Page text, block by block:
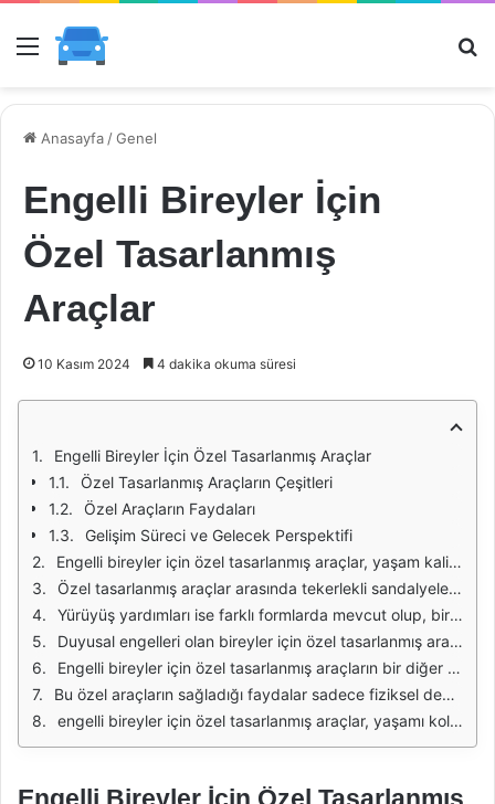
Menü
Anasayfa /Genel
Engelli Bireyler İçin
Özel Tasarlanmış
Araçlar
10 Kasım 2024 4 dakika okuma süresi
Engelli Bireyler İçin Özel Tasarlanmış Araçlar
Özel Tasarlanmış Araçların Çeşitleri
Özel Araçların Faydaları
Gelişim Süreci ve Gelecek Perspektifi
Engelli bireyler için özel tasarlanmış araçlar, yaşam kalitesini artırmak ve günlük yaşamda bağımsızlık sağlamak amacıyla geliştirilmektedir. Bu araçlar, fiziksel, zihinsel veya duyusal engelli bireylerin ihtiyaçlarına özel olarak tasarlanmıştır. Bu tür araçlar, yalnızca bireylerin hareket kabiliyetini artırmakla kalmaz, aynı zamanda sosyal hayata katılımlarını da teşvik eder. Engelli bireylerin kendine güveni ve bağımsızlığı, bu araçların etkin bir şekilde kullanılmasına bağlıdır.
Özel tasarlanmış araçlar arasında tekerlekli sandalyeler, yürüyüş yardımları, işitme cihazları ve görme engelliler için geliştirilen navigasyon sistemleri bulunmaktadır. Tekerlekli sandalyeler, hem manuel hem de elektrikli seçeneklerle sunulmaktadır. Elektrikli tekerlekli sandalyeler, kullanıcıların daha az fiziksel güç harcayarak hareket etmelerine olanak tanırken, manuel sandalyeler daha hafif ve taşınabilir seçenekler sunar.
Yürüyüş yardımları ise farklı formlarda mevcut olup, bireylerin denge ve güç kazanmasına yardımcı olmaktadır. Bastonlar, yürüteçler ve özel tasarlanmış yürüme aletleri, engelli bireylerin mobilitesini artırmak için kullanılmaktadır. Bu araçlar, yalnızca destek sağlamakla kalmaz, aynı zamanda bireylerin daha güvenli bir şekilde hareket etmelerine yardımcı olur.
Duyusal engelleri olan bireyler için özel tasarlanmış araçlar da büyük önem taşımaktadır. Örneğin, işitme cihazları, işitme kaybı olan bireylerin sesleri daha net bir şekilde duymalarına yardımcı olur. Aynı şekilde, görme engelliler için tasarlanan navigasyon sistemleri, bireylerin bağımsız bir şekilde hareket etmelerini sağlamak için geliştirilmiştir. Bu tür araçlar, teknolojinin sunduğu yeniliklerle sürekli olarak gelişmektedir.
Engelli bireyler için özel tasarlanmış araçların bir diğer önemli unsuru, kişiselleştirilebilirliktir. Her bireyin ihtiyaçları ve yaşam tarzı farklı olduğu için, bu araçların kullanıcıların özel gereksinimlerine göre uyarlanabilmesi gerekmektedir. Örneğin, tekerlekli sandalyelerin oturma pozisyonları, destek sistemleri ve aksesuarları, her bireyin konforunu ve ihtiyaçlarını karşılayacak şekilde tasarlanabilir.
Bu özel araçların sağladığı faydalar sadece fiziksel değil, aynı zamanda psikolojik ve sosyal boyutları da kapsamaktadır. Engelli bireylerin bağımsızlıklarını artırmak, onların özgüvenlerini yükseltir. Sosyal etkileşimlerde daha aktif hale gelmeleri, toplumla olan bağlarını güçlendirir. Bu durum, bireylerin genel yaşam kalitesini artırarak, daha tatmin edici bir hayat sürmelerine olanak tanır.
engelli bireyler için özel tasarlanmış araçlar, yaşamı kolaylaştıran ve bağımsızlığı artıran önemli unsurlardır. Bu araçların sürekli olarak geliştirilmesi ve çeşitlendirilmesi, engelli bireylerin ihtiyaçlarını karşılamak ve topluma daha fazla katılım sağlamaları açısından kritik öneme sahiptir. Teknolojik ilerlemelerle birlikte, bu araçların daha erişilebilir ve etkili hale gelmesi, engelli bireylerin yaşam kalitesini doğrudan etkilemektedir.